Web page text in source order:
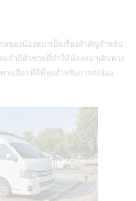
ลของน้องหมาเป็นเรื่องสำคัญสำหรับ
มถ้ามีตัวช่วยที่ทำให้น้องหมาเดินทาง
างเลือกที่ดีที่สุดสำหรับการส่งน้อง